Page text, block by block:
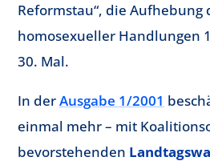
Reformstau“, die Aufhebung
homosexueller Handlungen
30. Mal.
In derAusgabe 1/2001
einmal mehr – mit
bevorstehenden